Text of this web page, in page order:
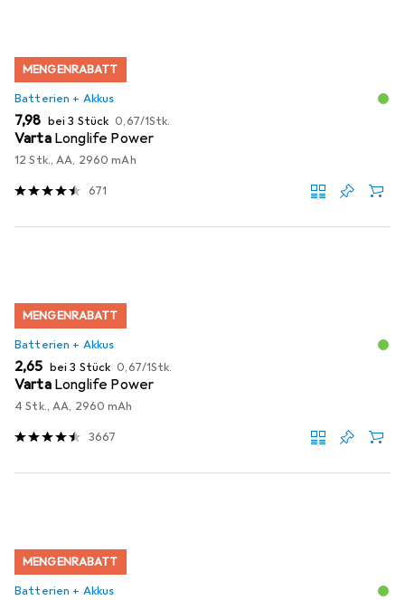
MENGENRABATT
Batterien + Akkus
EUR
7,98 bei 3 Stück EUR
0,67/1Stk.
Varta Longlife Power
12 Stk., AA, 2960 mAh
671
MENGENRABATT
Batterien + Akkus
EUR
2,65 bei 3 Stück EUR
0,67/1Stk.
Varta Longlife Power
4 Stk., AA, 2960 mAh
3667
MENGENRABATT
Batterien + Akkus